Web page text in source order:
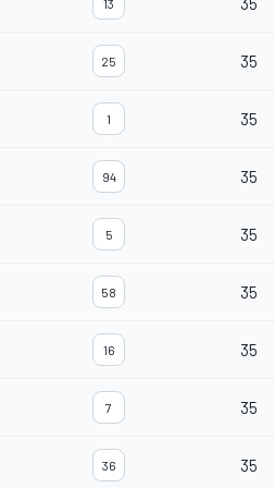
13
25 35
1 35
94 35
5 35
58 35
16 35
7 35
36 35